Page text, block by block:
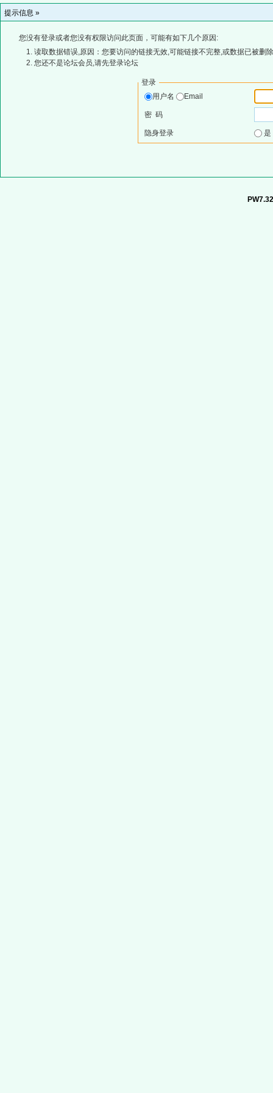
提示信息 »
您没有登录或者您没有权限访问此页面，可能有如下几个原因:
读取数据错误,原因：您要访问的链接无效,可能链接不完整,或数据已被删
您还不是论坛会员,请先登录论坛
登录
用户名
Email
密 码
隐身登录